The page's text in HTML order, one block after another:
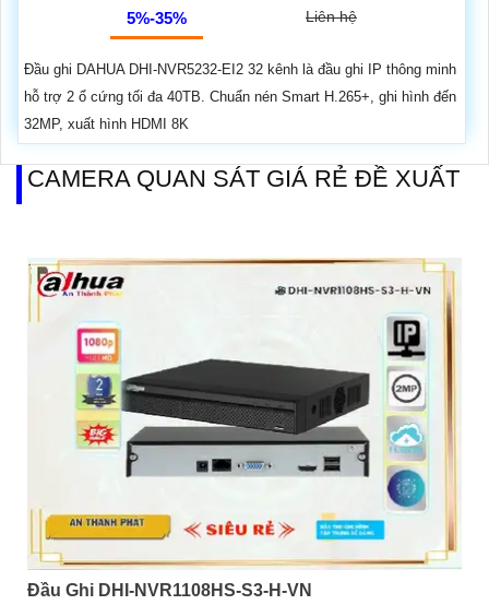
5%-35% Liên hệ
Đầu ghi DAHUA DHI-NVR5232-EI2 32 kênh là đầu ghi IP thông minh
hỗ trợ 2 ổ cứng tối đa 40TB. Chuẩn nén Smart H.265+, ghi hình đến
32MP, xuất hình HDMI 8K
CAMERA QUAN SÁT GIÁ RẺ ĐỀ XUẤT
Đầu Ghi DHI-NVR1108HS-S3-H-VN